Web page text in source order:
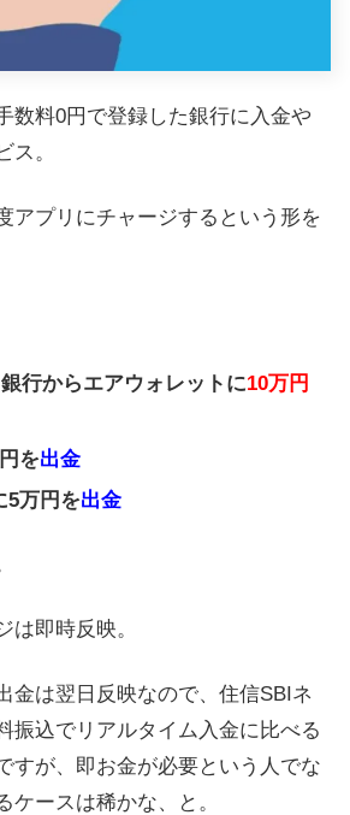
数料0円で登録した銀行に入金や
ス。
アプリにチャージするという形を
行からエアウォレットに10万円
を出金
5万円を出金
は即時反映。
金は翌日反映なので、住信SBIネ
振込でリアルタイム入金に比べる
すが、即お金が必要という人でな
ケースは稀かな、と。